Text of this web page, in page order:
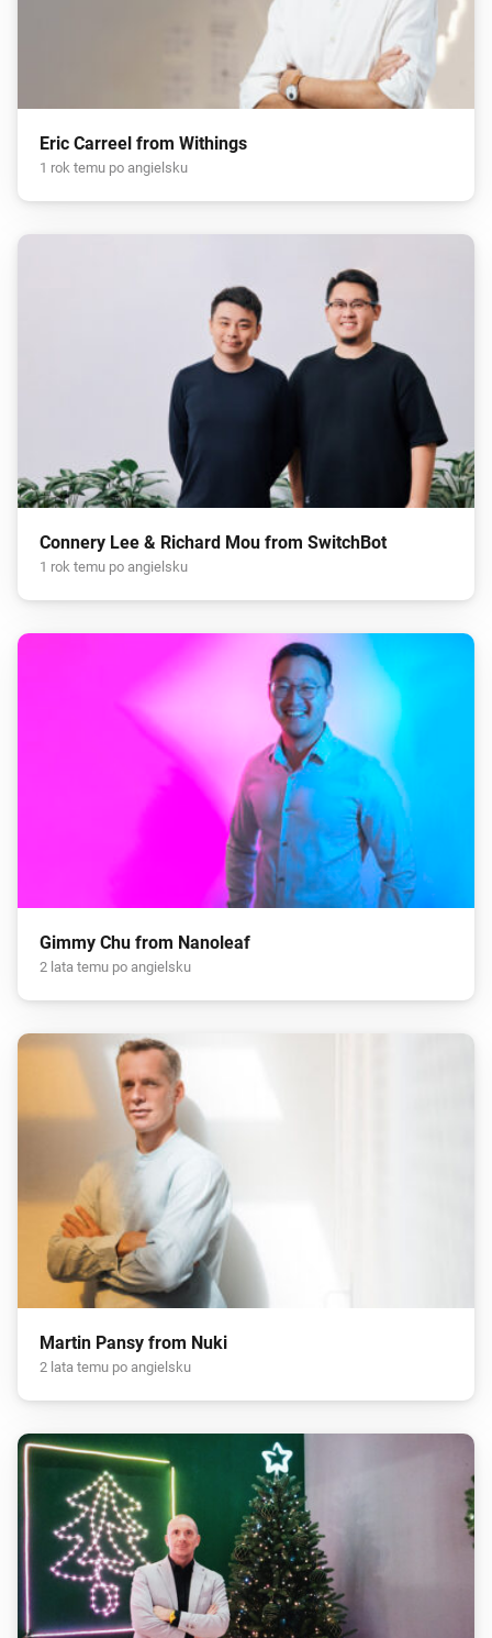
Eric Carreel from Withings
1 rok temu po angielsku
Connery Lee & Richard Mou from SwitchBot
1 rok temu po angielsku
Gimmy Chu from Nanoleaf
2 lata temu po angielsku
Martin Pansy from Nuki
2 lata temu po angielsku